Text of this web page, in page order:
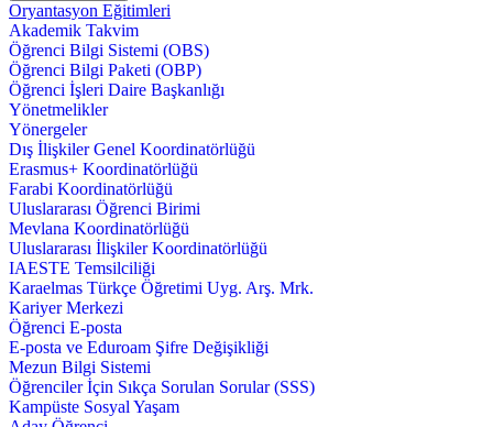
Oryantasyon Eğitimleri
Akademik Takvim
Öğrenci Bilgi Sistemi (OBS)
Öğrenci Bilgi Paketi (OBP)
Öğrenci İşleri Daire Başkanlığı
Yönetmelikler
Yönergeler
Dış İlişkiler Genel Koordinatörlüğü
Erasmus+ Koordinatörlüğü
Farabi Koordinatörlüğü
Uluslararası Öğrenci Birimi
Mevlana Koordinatörlüğü
Uluslararası İlişkiler Koordinatörlüğü
IAESTE Temsilciliği
Karaelmas Türkçe Öğretimi Uyg. Arş. Mrk.
Kariyer Merkezi
Öğrenci E-posta
E-posta ve Eduroam Şifre Değişikliği
Mezun Bilgi Sistemi
Öğrenciler İçin Sıkça Sorulan Sorular (SSS)
Kampüste Sosyal Yaşam